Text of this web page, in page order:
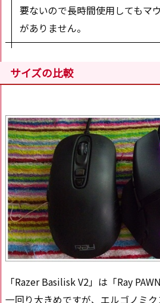
要ないので長時間使用してもマ
がありません。
サイズの比較
「Razer Basilisk V2」は「Ray
一回り大きめですが、エルゴノミ